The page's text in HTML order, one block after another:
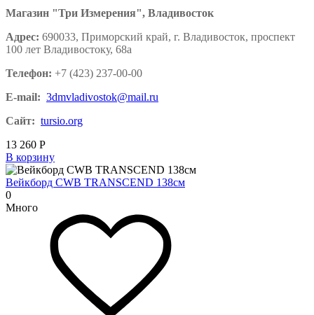
Магазин "Три Измерения", Владивосток
Адрес: 690033, Приморский край, г. Владивосток, проспект
100 лет Владивостоку, 68а
Телефон: +7 (423) 237-00-00
E-mail: 3dmvladivostok@mail.ru
Сайт: tursio.org
13 260 Р
В корзину
Вейкборд CWB TRANSCEND 138см
0
Много